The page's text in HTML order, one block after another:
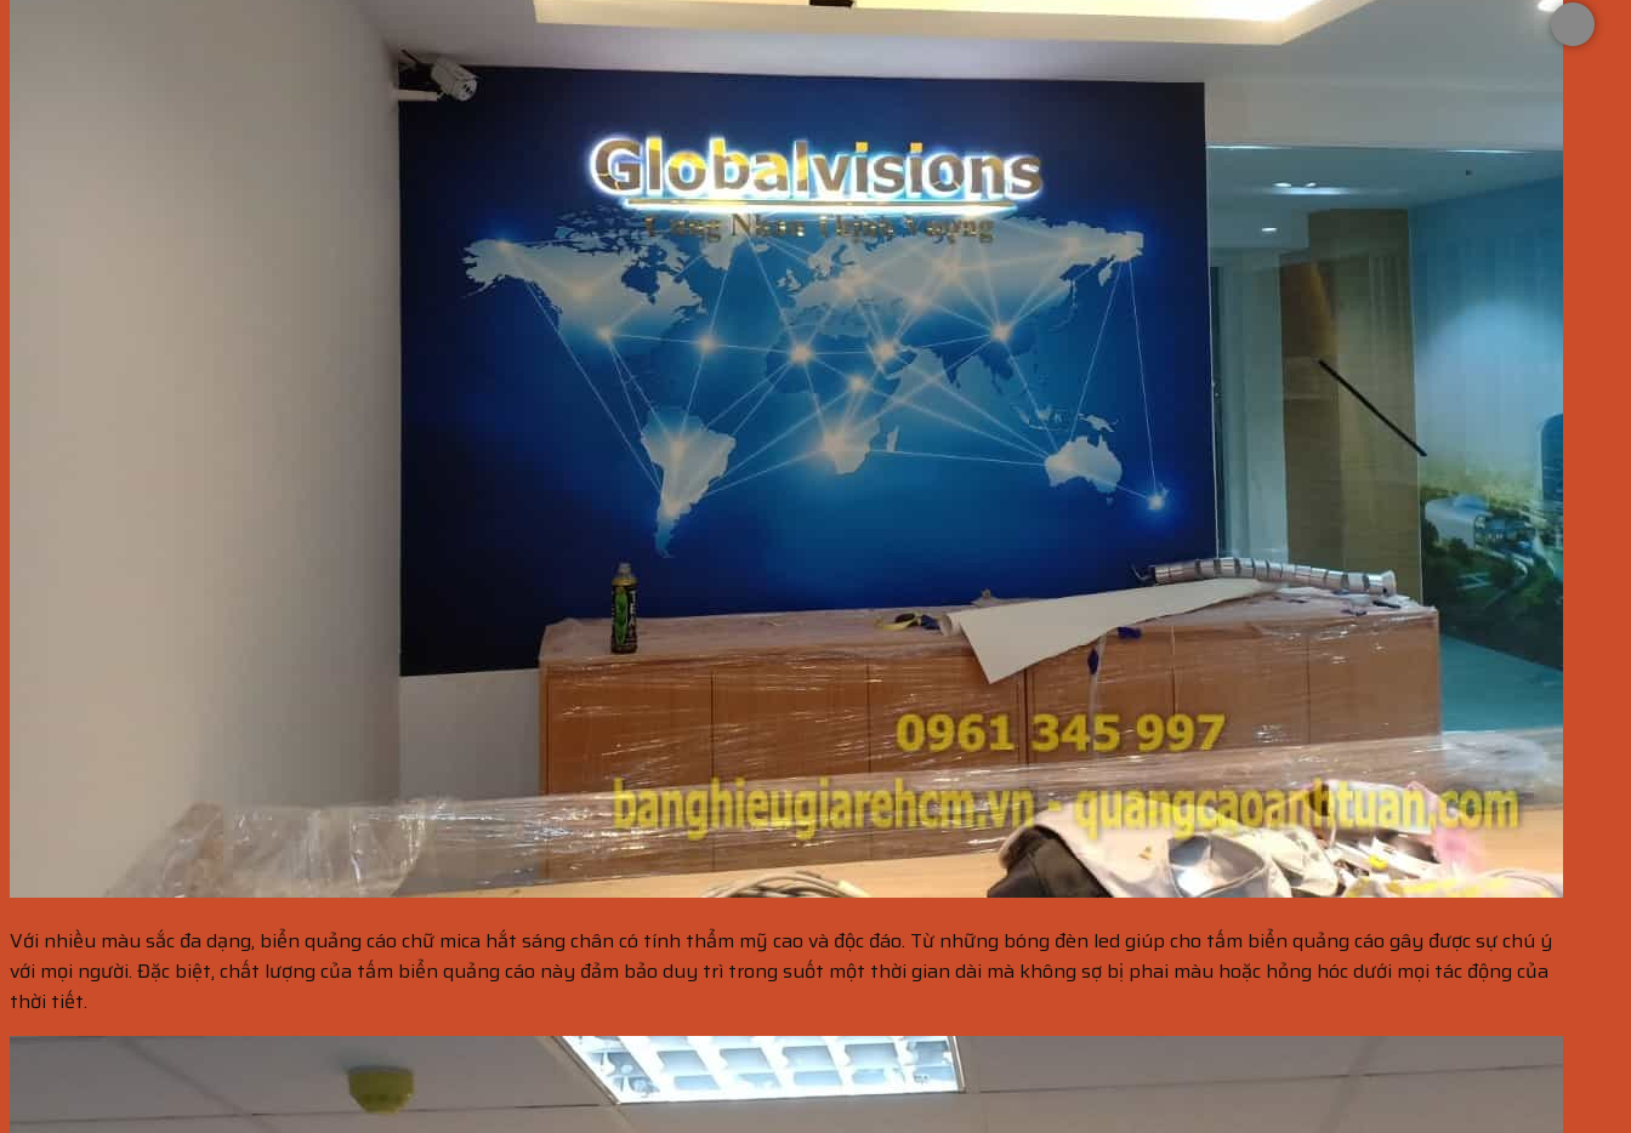
Với nhiều màu sắc đa dạng, biển quảng cáo chữ mica hắt sáng chân có tính thẩm mỹ cao và độc đáo. Từ những bóng đèn led giúp cho tấm biển quảng cáo gây được sự chú ý
với mọi người. Đặc biệt, chất lượng của tấm biển quảng cáo này đảm bảo duy trì trong suốt một thời gian dài mà không sợ bị phai màu hoặc hỏng hóc dưới mọi tác động của
thời tiết.